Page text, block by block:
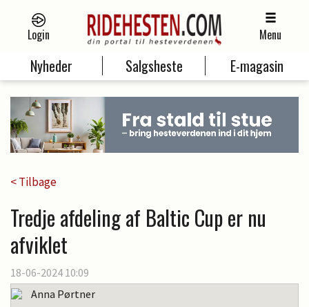
Login Menu
Nyheder Salgsheste E-magasin
< Tilbage
Tredje afdeling af Baltic Cup er nu
afviklet
18-06-2024 10:09
Anna Pørtner